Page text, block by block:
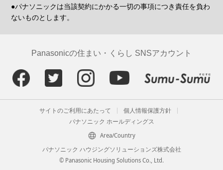
●パナソニックは当該契約にかかる一切の事項につき責任を負わ
ないものとします。
Panasonicの住まい・くらし SNSアカウント
サイトのご利用にあたって
個人情報保護方針
パナソニック ホールディングス
Area/Country
パナソニック ハウジングソリューションズ株式会社
© Panasonic Housing Solutions Co., Ltd.